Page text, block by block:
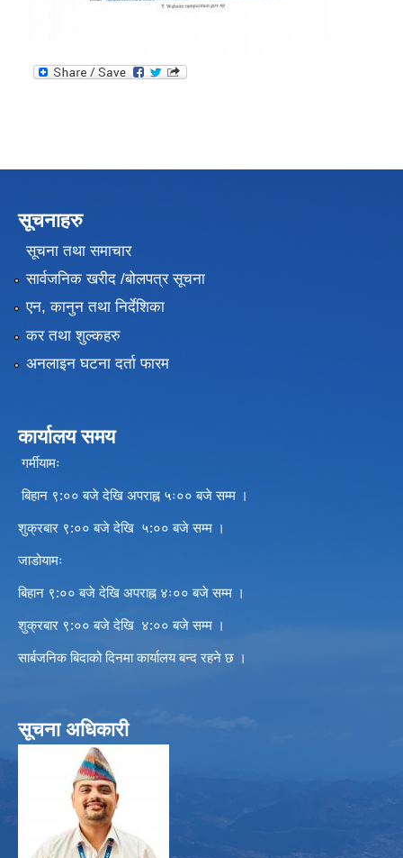
सूचनाहरु
सूचना तथा समाचार
सार्वजनिक खरीद /बोलपत्र सूचना
एन, कानुन तथा निर्देशिका
कर तथा शुल्कहरु
अनलाइन घटना दर्ता फारम
कार्यालय समय
गर्मीयामः
बिहान ९:०० बजे देखि अपराह्न ५ः०० बजे सम्म ।
शुक्रबार ९:०० बजे देखि ५:०० बजे सम्म ।
जाडोयामः
बिहान ९:०० बजे देखि अपराह्न ४ः०० बजे सम्म ।
शुक्रबार ९:०० बजे देखि ४:०० बजे सम्म ।
सार्बजनिक बिदाको दिनमा कार्यालय बन्द रहने छ ।
सूचना अधिकारी